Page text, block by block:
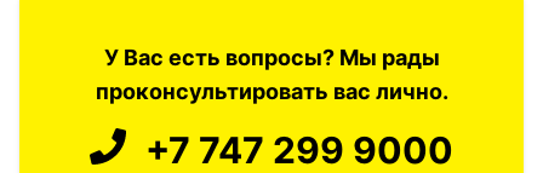
У Вас есть вопросы? Мы рады
проконсультировать вас лично.
+7 747 299 9000